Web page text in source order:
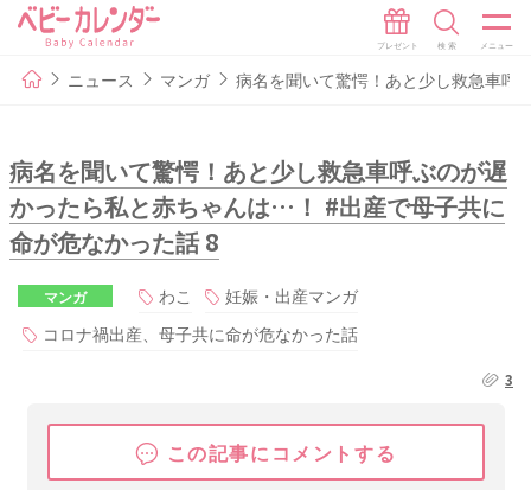
ニュース マンガ 病名を聞いて驚愕！あと少し救急車呼
病名を聞いて驚愕！あと少し救急車呼ぶのが遅
かったら私と赤ちゃんは…！ #出産で母子共に
命が危なかった話 8
マンガ わこ
妊娠・出産マンガ
コロナ禍出産、母子共に命が危なかった話
3
この記事にコメントする